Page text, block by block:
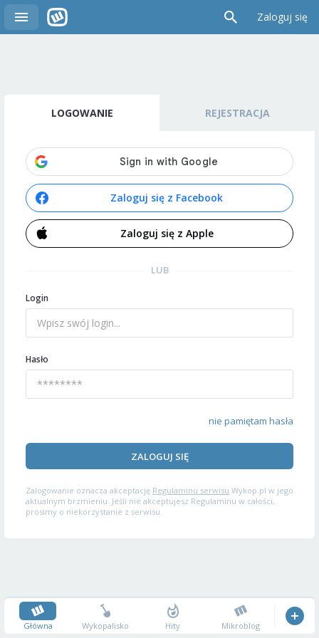
Zaloguj się
LOGOWANIE REJESTRACJA
Zaloguj się z Facebook
Zaloguj się z Apple
LUB
Login
Hasło
nie pamiętam hasła
ZALOGUJ SIĘ
Zalogowanie oznacza akceptację Regulaminu serwisu Wykop.pl w jego
aktualnym brzmieniu. Jeśli nie akceptujesz Regulaminu w całości,
prosimy o niekorzystanie z serwisu.
Główna Wykopalisko Hity Mikroblog